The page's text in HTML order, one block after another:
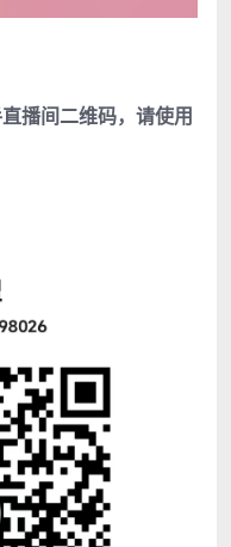
播间二维码，请使用